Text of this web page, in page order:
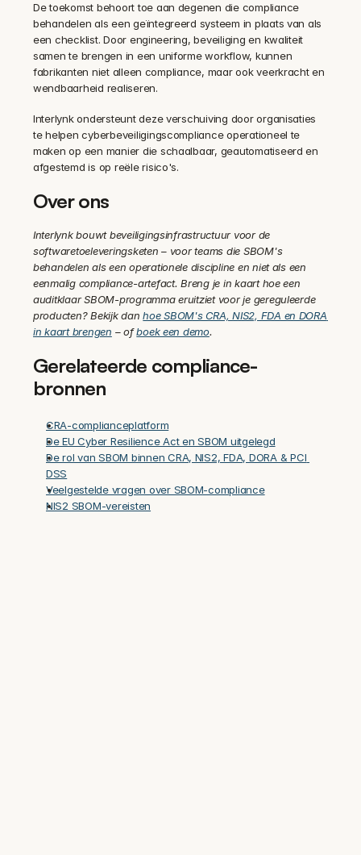
De toekomst behoort toe aan degenen die compliance
behandelen als een geïntegreerd systeem in plaats van als
een checklist. Door engineering, beveiliging en kwaliteit
samen te brengen in een uniforme workflow, kunnen
fabrikanten niet alleen compliance, maar ook veerkracht en
wendbaarheid realiseren.
Interlynk ondersteunt deze verschuiving door organisaties
te helpen cyberbeveiligingscompliance operationeel te
maken op een manier die schaalbaar, geautomatiseerd en
afgestemd is op reële risico's.
Over ons
Interlynk bouwt beveiligingsinfrastructuur voor de
softwaretoeleveringsketen – voor teams die SBOM's
behandelen als een operationele discipline en niet als een
eenmalig compliance-artefact. Breng je in kaart hoe een
auditklaar SBOM-programma eruitziet voor je gereguleerde
producten? Bekijk dan hoe SBOM's CRA, NIS2, FDA en DORA
in kaart brengen – of boek een demo.
Gerelateerde compliance-
bronnen
CRA-complianceplatform
De EU Cyber Resilience Act en SBOM uitgelegd
De rol van SBOM binnen CRA, NIS2, FDA, DORA & PCI
DSS
Veelgestelde vragen over SBOM-compliance
NIS2 SBOM-vereisten